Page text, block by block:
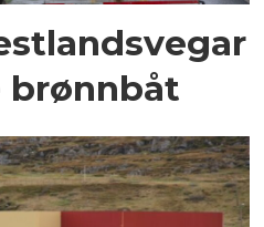
brønnbåt